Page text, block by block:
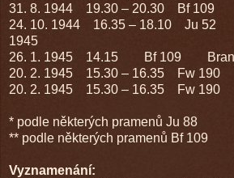
31. 8. 1944 19.30 – 20.30 Bf 109
24. 10. 1944 16.35 – 18.10 Ju 52
1945
26. 1. 1945 14.15 Bf 109
20. 2. 1945 15.30 – 16.35 Fw 190
20. 2. 1945 15.30 – 16.35 Fw
* podle některých pramenů Ju 88
** podle některých pramenů Bf 109
Vyznamenání: